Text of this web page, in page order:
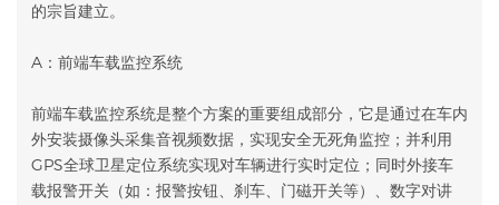
的宗旨建立。
A：前端车载监控系统
前端车载监控系统是整个方案的重要组成部分，它是通过在车内
外安装摄像头采集音视频数据，实现安全无死角监控；并利用
GPS全球卫星定位系统实现对车辆进行实时定位；同时外接车
载报警开关（如：报警按钮、刹车、门磁开关等）、数字对讲